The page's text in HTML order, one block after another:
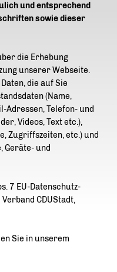
und entsprechend
sowie dieser
die Erhebung
unserer Webseite.
die auf Sie
(Name,
Adressen, Telefon- und
Videos, Text etc.),
Zugriffszeiten, etc.) und
Geräte- und
7 EU-Datenschutz-
CDUStadt,
Sie in unserem